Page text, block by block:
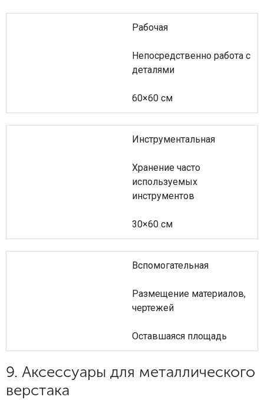
Рабочая
Непосредственно работа с
деталями
60×60 см
Инструментальная
Хранение часто
используемых
инструментов
30×60 см
Вспомогательная
Размещение материалов,
чертежей
Оставшаяся площадь
9. Аксессуары для металлического
верстака